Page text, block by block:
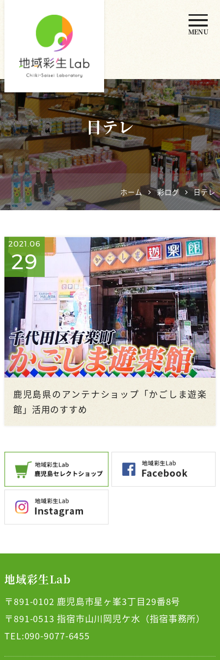
地域彩生
Lab
MENU
日テレ
ホーム 彩ログ 日テレ
2021.06
29
鹿児島県のアンテナショップ「かごしま遊楽
館」活用のすすめ
地域彩生Lab
〒891-0102 鹿児島市星ヶ峯3丁目29番8号
〒891-0513 指宿市山川岡児ケ水（指宿事務所）
TEL:090-9077-6455